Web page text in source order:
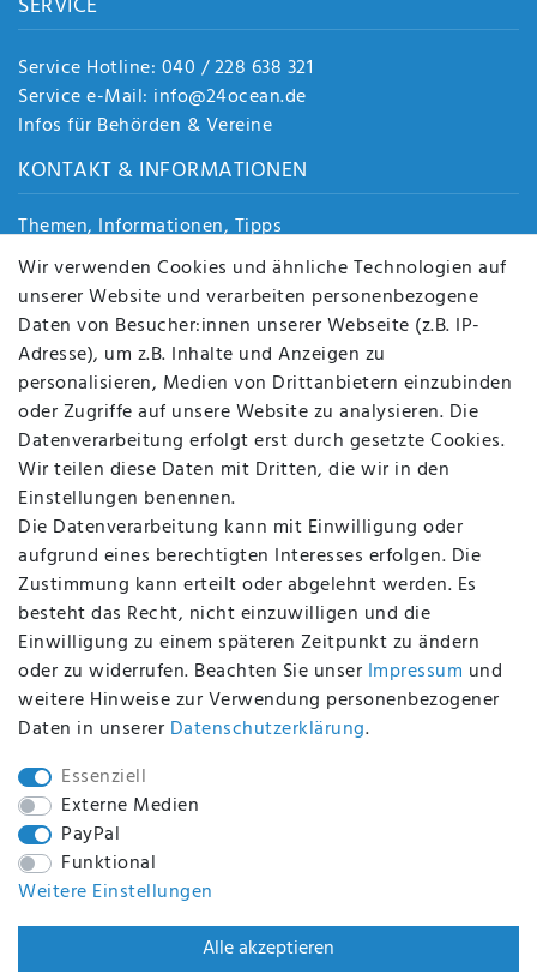
SERVICE
Service Hotline: 040 / 228 638 321
Service e-Mail: info@24ocean.de
Infos für Behörden & Vereine
KONTAKT & INFORMATIONEN
Themen, Informationen, Tipps
Jobs
Über uns
Kontakt
Datenschutz
AGB
FAQ
Batterieentsorgung
Altölverordnung
Impressum
BEQUEM UND SICHER BEZAHLEN MIT
BEI UNS SIND SIE SICHER!
WIR VERSENDEN MIT
WIR SIND ZERTIFIZIERT DURCH
Wir verwenden Cookies und ähnliche Technologien auf
unserer Website und verarbeiten personenbezogene
Daten von Besucher:innen unserer Webseite (z.B. IP-
Adresse), um z.B. Inhalte und Anzeigen zu
personalisieren, Medien von Drittanbietern einzubinden
oder Zugriffe auf unsere Website zu analysieren. Die
Datenverarbeitung erfolgt erst durch gesetzte Cookies.
Wir teilen diese Daten mit Dritten, die wir in den
Einstellungen benennen.
Die Datenverarbeitung kann mit Einwilligung oder
aufgrund eines berechtigten Interesses erfolgen. Die
Zustimmung kann erteilt oder abgelehnt werden. Es
besteht das Recht, nicht einzuwilligen und die
Einwilligung zu einem späteren Zeitpunkt zu ändern
oder zu widerrufen. Beachten Sie unser Impressum und
weitere Hinweise zur Verwendung personenbezogener
Daten in unserer Daten­schutz­erklärung.
Essenziell
Externe Medien
PayPal
Funktional
Weitere Einstellungen
Alle akzeptieren